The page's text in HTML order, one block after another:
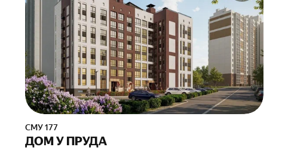
СМУ 177
ДОМ У ПРУДА